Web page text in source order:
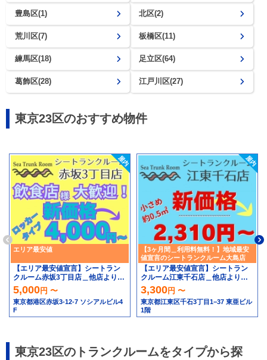
豊島区(1) 北区(2)
荒川区(7) 板橋区(11)
練馬区(18) 足立区(64)
葛飾区(28) 江戸川区(27)
東京23区のおすすめ物件
エリア最安値
【エリア最安値宣言】シートラン
クルーム赤坂3丁目店＿他店より高
ければ安くします！！
5,000円 〜
東京都港区赤坂3-12-7 ソシアルビル4
F
【3ヶ月間＿利用料無料！】地域最安
値宣言のシートランクルーム大島店
【エリア最安値宣言】シートラン
クルーム江東千石店＿他店より高
ければ安くします！！
3,300円 〜
東京都江東区千石3丁目1−37 東亜ビル
1階
東京23区のトランクルームをタイプから探